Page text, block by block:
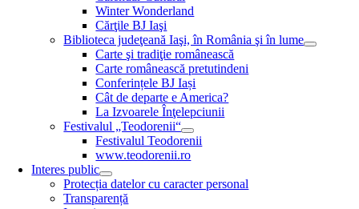
Winter Wonderland
Cărţile BJ Iaşi
Biblioteca judeţeană Iaşi, în România şi în lume
Carte şi tradiţie românească
Carte românească pretutindeni
Conferințele BJ Iași
Cât de departe e America?
La Izvoarele Înţelepciunii
Festivalul „Teodorenii“
Festivalul Teodorenii
www.teodorenii.ro
Interes public
Protecția datelor cu caracter personal
Transparență